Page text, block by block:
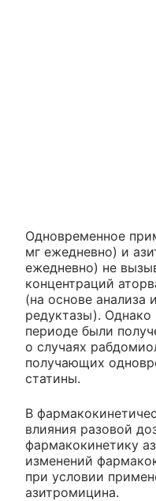
Одновременное
мг ежедневно) и
ежедневно) не
концентраций
(на основе анализа
редуктазы). Однако
периоде были
о случаях
получающих
статины.
В
влияния разовой
фармакокинетику
изменений
при условии
азитромицина.